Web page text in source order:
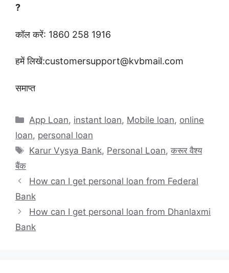
?
कॉल करें: 1860 258 1916
हमें लिखें:customersupport@kvbmail.com
समाप्त
Categories
App Loan, instant loan, Mobile loan, online
loan, personal loan
Tags
Karur Vysya Bank, Personal Loan,करूर वैश्य
बैंक
How can I get personal loan from Federal
Bank
How can I get personal loan from Dhanlaxmi
Bank